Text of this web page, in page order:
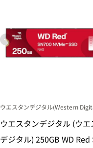
ウエスタンデジタル(Western
ウエスタンデジタル (ウ
デジタル) 250GB WD